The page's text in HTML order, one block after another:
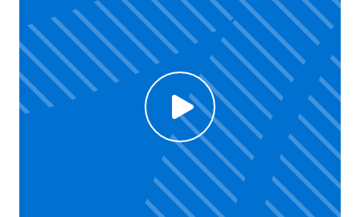
Voir la vidéo
Click to enable Youtube cookies and see content